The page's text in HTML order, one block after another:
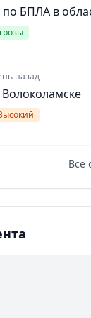
БПЛА в
назад
Все